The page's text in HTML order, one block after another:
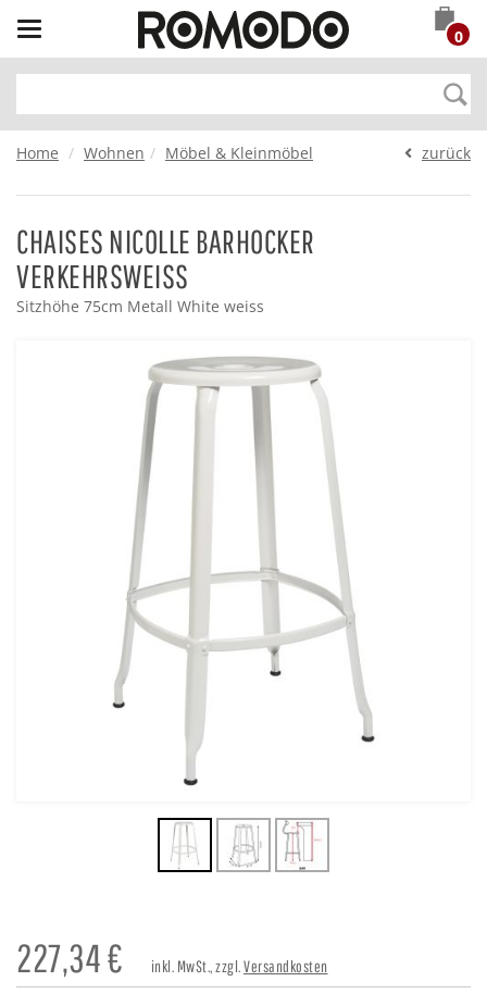
Toggle
navigation
0
Home Wohnen Möbel & Kleinmöbel zurück
CHAISES NICOLLE BARHOCKER
VERKEHRSWEISS
Sitzhöhe 75cm Metall White weiss
227,34€ inkl. MwSt., zzgl.Versandkosten